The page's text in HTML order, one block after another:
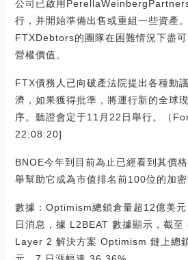
公司已啟用
行，并開始準備出售或重組一些資產
FTXDebtors的團隊在困難情況下盡
營權價值。
FTX債務人已向破產法院提出各種動
濟，如果獲得批準，將運行新的全球
序。聽證會定于11月22日舉行。（
22:08:20]
BNOE今年到目前為止已經看到其價
舉幫助它成為市值排名前100位的加密
數據：Optimism總鎖倉量超12億美
日消息，據 L2BEAT 數據顯示，截
Layer 2 解決方案 Optimism 鏈上總